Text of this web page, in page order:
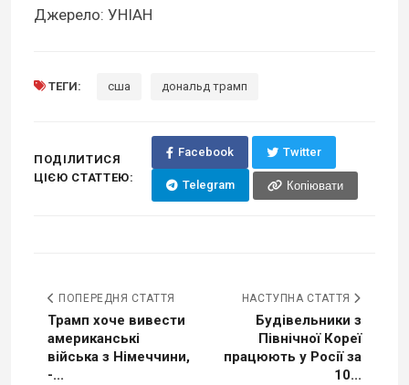
Джерело: УНІАН
ТЕГИ: сша дональд трамп
ПОДІЛИТИСЯ
ЦІЄЮ СТАТТЕЮ:
Facebook Twitter
Telegram Копіювати
ПОПЕРЕДНЯ СТАТТЯ
Трамп хоче вивести
американські
війська з Німеччини,
-...
НАСТУПНА СТАТТЯ
Будівельники з
Північної Кореї
працюють у Росії за
10...